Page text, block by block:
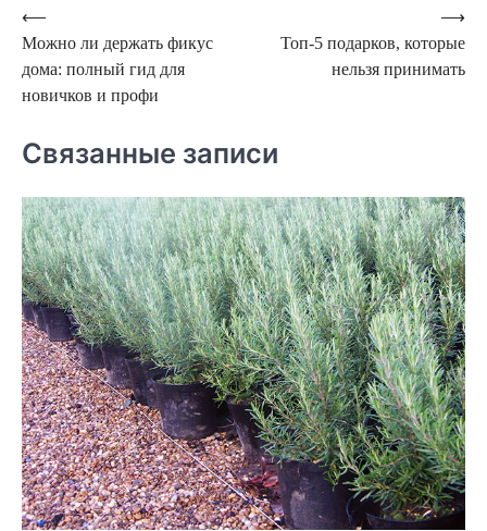
Навигация
по
записям
⟵
Можно ли держать фикус
дома: полный гид для
новичков и профи
Топ-5 подарков, которые
нельзя принимать
⟶
Связанные записи